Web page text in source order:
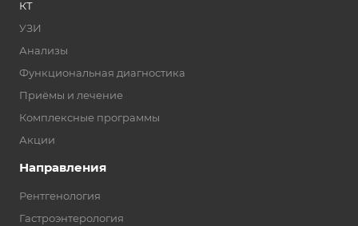
КТ
УЗИ
Анализы
Функциональная диагностика
Приёмы и лечение
Комплексные программы
Акции
Направления
Рентгенология
Гастроэнтерология